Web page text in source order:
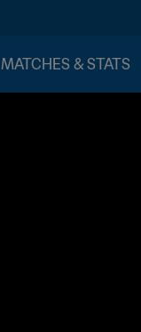
MATCHES & STATS